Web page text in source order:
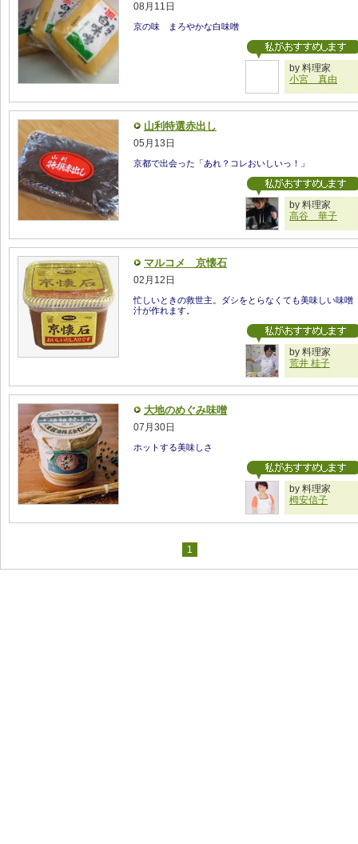
08月11日
京の味 まろやかな白味噌
by 料理家
小宮 真由
山利特選赤出し
05月13日
京都で出会った「あれ？コレおいしいっ！」
by 料理家
高谷 華子
マルコメ 京懐石
02月12日
忙しいときの救世主。ダシをとらなくても美味しい味噌
汁が作れます。
by 料理家
荒井 桂子
大地のめぐみ味噌
07月30日
ホットする美味しさ
by 料理家
栂安信子
1